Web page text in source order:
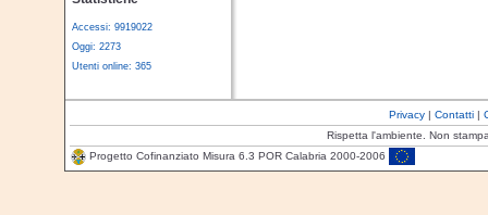
Accessi: 9919022
Oggi: 2273
Utenti online: 365
Privacy| Contatti|
Rispetta l'ambiente. Non
Progetto Cofinanziato Misura 6.3 POR Calabria 2000-2006